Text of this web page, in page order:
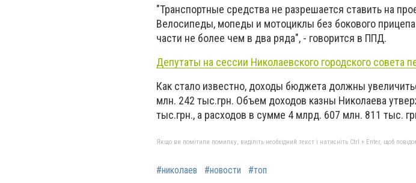
"Транспортные средства не разрешается ставить на
Велосипеды, мопеды и мотоциклы без бокового
части не более чем в два ряда", - говорится в ППД.
Депутаты на сессии Николаевского городского совета
Как стало известно, доходы бюджета должны
млн. 242 тыс.грн. Объем доходов казны Николаева
тыс.грн., а расходов в сумме 4 млрд. 607 млн. 811 тыс.
Якщо ви помітили помилку, виділіть необхідний текст і натисніть Ctrl + Enter, щоб
#николаев #новости #топ